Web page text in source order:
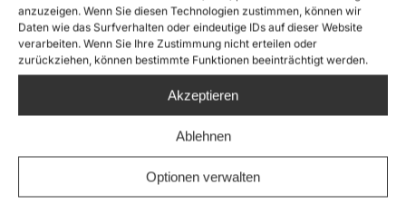
anzuzeigen. Wenn Sie diesen Technologien zustimmen, können wir
Daten wie das Surfverhalten oder eindeutige IDs auf dieser Website
verarbeiten. Wenn Sie Ihre Zustimmung nicht erteilen oder
zurückziehen, können bestimmte Funktionen beeinträchtigt werden.
Akzeptieren
Ablehnen
Optionen verwalten
InstagramTwitter TikTok Facebook LinkedIn